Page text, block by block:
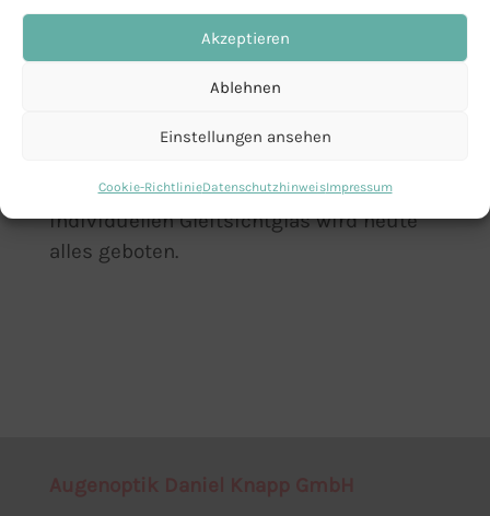
Akzeptieren
Ablehnen
Einstellungen ansehen
Cookie-RichtlinieDatenschutzhinweisImpressum
unterschiedlichsten Preislagen, bei
jedem Augenoptiker!
Dabei kommt es in erster Linie auf die
eigenen Ansprüche an den Sehkomfort
Gleitsichtglas bis zum typgerechten
individuellen Gleitsichtglas wird heute
alles geboten.